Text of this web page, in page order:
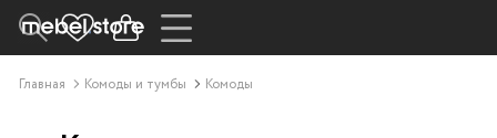
Главная Комоды и тумбы Комоды